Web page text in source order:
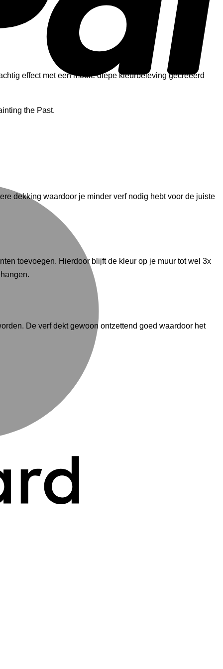
effect met een mooie diepe kleurbeleving gecreëerd
the Past.
dekking waardoor je minder verf nodig hebt voor de juiste
toevoegen. Hierdoor blijft de kleur op je muur tot wel 3x
De verf dekt gewoon ontzettend goed waardoor het